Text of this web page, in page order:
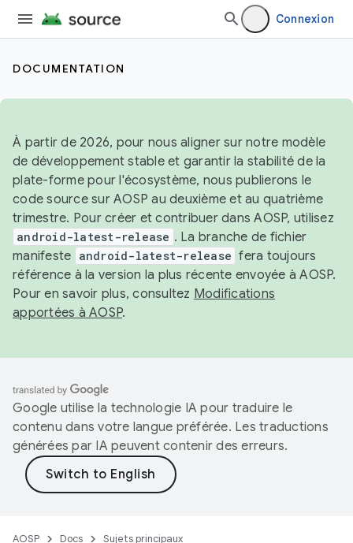
Connexion
DOCUMENTATION
À partir de 2026, pour nous aligner sur notre modèle
de développement stable et garantir la stabilité de la
plate-forme pour l'écosystème, nous publierons le
code source sur AOSP au deuxième et au quatrième
trimestre. Pour créer et contribuer dans AOSP, utilisez
android-latest-release . La branche de fichier
manifeste android-latest-release fera toujours
référence à la version la plus récente envoyée à AOSP.
Pour en savoir plus, consultez Modifications
apportées à AOSP.
Google utilise la technologie IA pour traduire le
contenu dans votre langue préférée. Les traductions
générées par IA peuvent contenir des erreurs.
AOSP Docs Sujets principaux